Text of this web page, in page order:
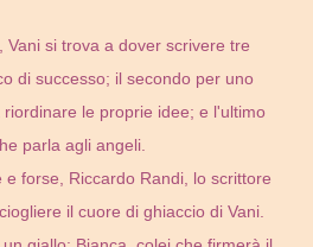
si trova a dover scrivere tre
di successo; il secondo per uno
le proprie idee; e l'ultimo
parla agli angeli.
forse, Riccardo Randi, lo scrittore
il cuore di ghiaccio di Vani.